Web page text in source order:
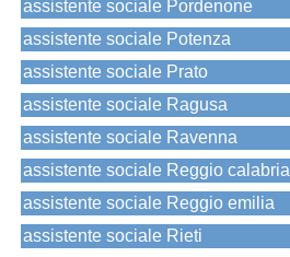
assistente sociale Pordenone
assistente sociale Potenza
assistente sociale Prato
assistente sociale Ragusa
assistente sociale Ravenna
assistente sociale Reggio calabria
assistente sociale Reggio emilia
assistente sociale Rieti